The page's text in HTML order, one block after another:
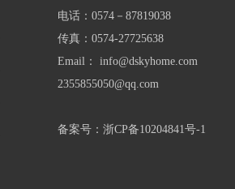
电话：0574－87819038
传真：0574-27725638
Email： info@dskyhome.com
2355855050@qq.com
备案号：浙CP备10204841号-1